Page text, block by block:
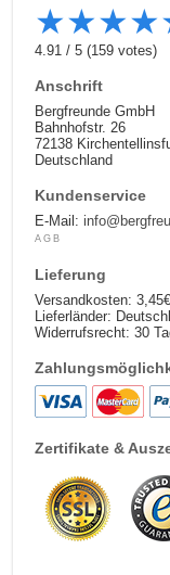
★★★★
4.91/5 (159 votes)
Anschrift
Bergfreunde GmbH
Bahnhofstr. 26
72138
Deutschland
Kundenservice
E-Mail:
AGB
Lieferung
Versandkosten: 3,45€
Lieferländer:
Widerrufsrecht: 30
Zertifikate &